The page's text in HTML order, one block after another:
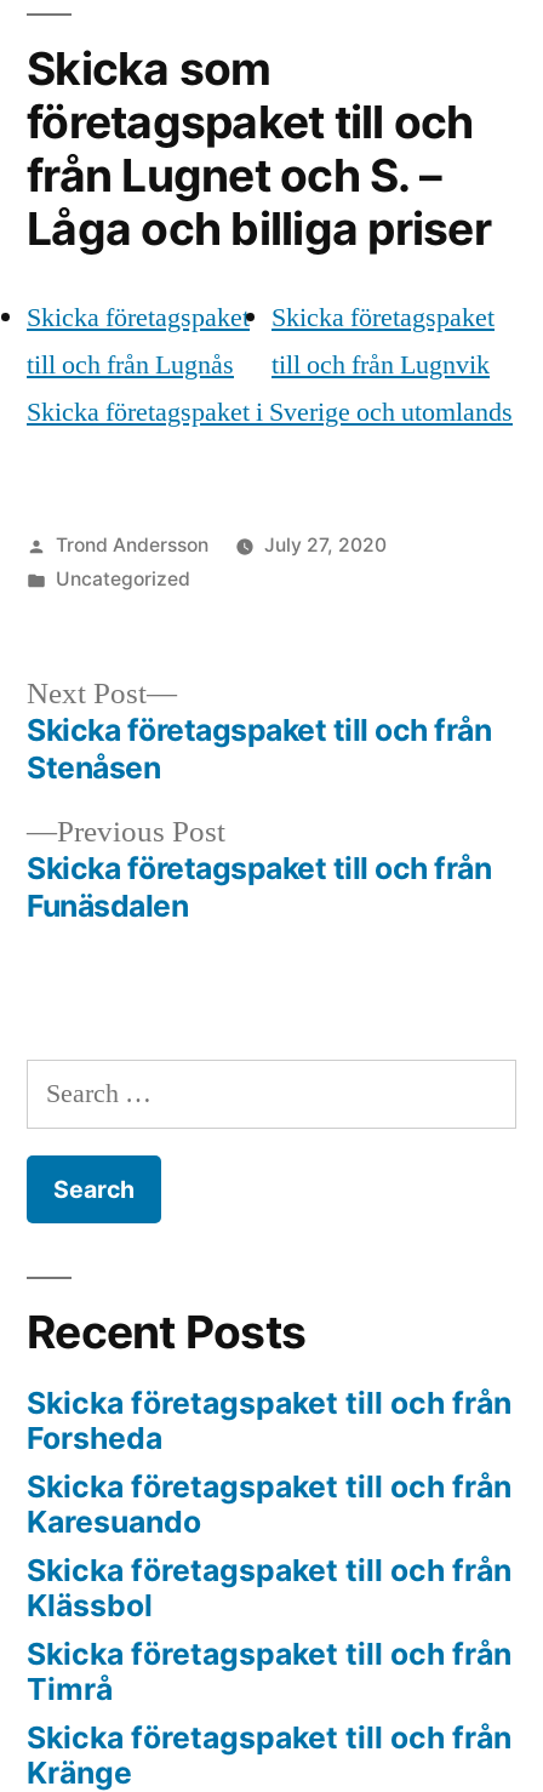
Skicka som
företagspaket till och
från Lugnet och S. –
Låga och billiga priser
Skicka företagspaket
till och från Lugnås
Skicka företagspaket
till och från Lugnvik
Skicka företagspaket i Sverige och utomlands
Posted
by
Trond Andersson
July 27, 2020
Posted
Uncategorized
Post
navigation
Previous PostPrevious
post:
Skicka företagspaket till och från
Funäsdalen
Next Post
Next
post:
Skicka företagspaket till och från
Stenåsen
Search
for:
Recent Posts
Skicka företagspaket till och från
Forsheda
Skicka företagspaket till och från
Karesuando
Skicka företagspaket till och från
Klässbol
Skicka företagspaket till och från
Timrå
Skicka företagspaket till och från
Kränge